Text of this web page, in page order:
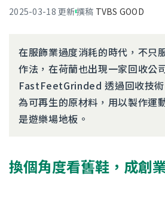
2025-03-18 更新撰稿 TVBS GOOD
在服飾業過度消耗的時代，不只
作法，在荷蘭也出現一家回收公
FastFeetGrinded 透過回收技
為可再生的原材料，用以製作運
是遊樂場地板。
換個角度看舊鞋，成創